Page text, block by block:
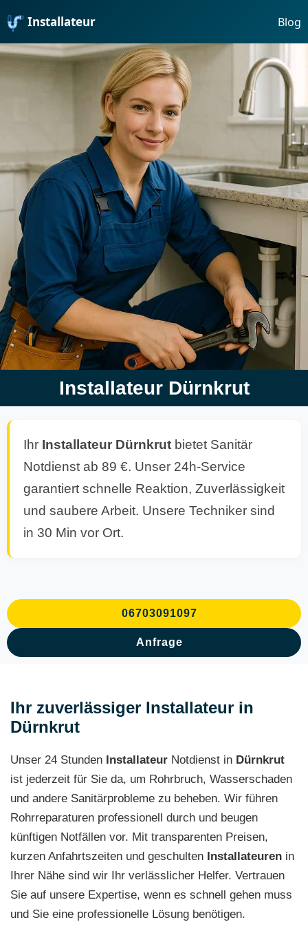
Installateur Blog
Installateur Dürnkrut
Ihr Installateur Dürnkrut bietet Sanitär
Notdienst ab 89 €. Unser 24h-Service
garantiert schnelle Reaktion, Zuverlässigkeit
und saubere Arbeit. Unsere Techniker sind
in 30 Min vor Ort.
06703091097
Anfrage
Ihr zuverlässiger Installateur in
Dürnkrut
Unser 24 Stunden Installateur Notdienst in Dürnkrut
ist jederzeit für Sie da, um Rohrbruch, Wasserschaden
und andere Sanitärprobleme zu beheben. Wir führen
Rohrreparaturen professionell durch und beugen
künftigen Notfällen vor. Mit transparenten Preisen,
kurzen Anfahrtszeiten und geschulten Installateuren in
Ihrer Nähe sind wir Ihr verlässlicher Helfer. Vertrauen
Sie auf unsere Expertise, wenn es schnell gehen muss
und Sie eine professionelle Lösung benötigen.